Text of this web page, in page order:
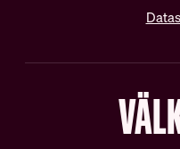
OB-tillägg
Semester